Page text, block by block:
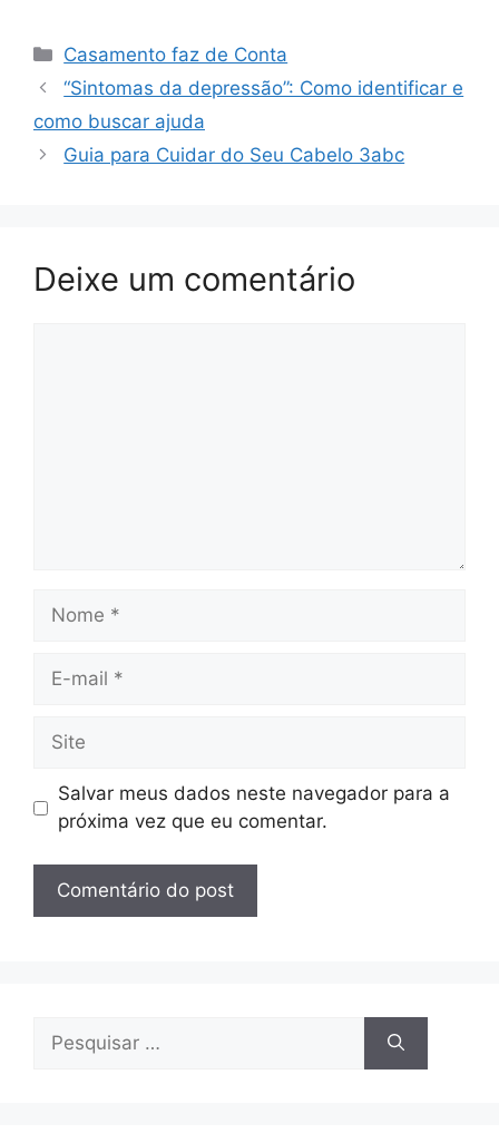
c
e
b
o
st
o
d
o
ai
l
ar
e
Categorias
Casamento faz de Conta
“Sintomas da depressão”: Como identificar e
como buscar ajuda
Guia para Cuidar do Seu Cabelo 3abc
Deixe um comentário
Nome
Site
Salvar meus dados neste navegador para a
próxima vez que eu comentar.
por: